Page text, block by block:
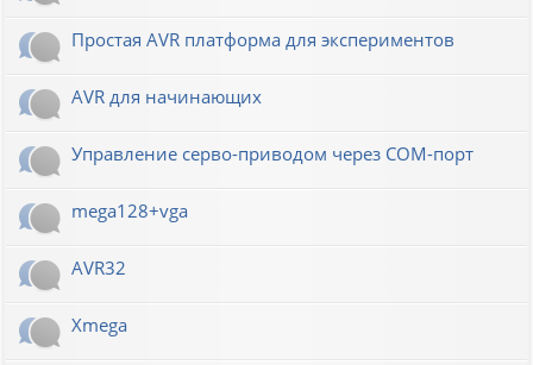
Простая AVR платформа для экспериментов
AVR для начинающих
Управление серво-приводом через COM-порт
mega128+vga
AVR32
Xmega